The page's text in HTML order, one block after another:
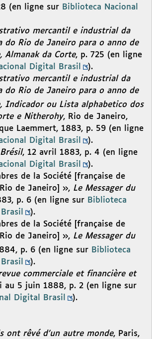
(en ligne sur Biblioteca Nacional
mercantil e industrial da
do Rio de Janeiro para o anno de
Almanak da Corte, p. 725 (en ligne
Digital Brasil
).
mercantil e industrial da
do Rio de Janeiro para o anno de
Indicador ou Lista alphabetico dos
e Nitherohy, Rio de Janeiro,
Laemmert, 1883, p. 59 (en ligne
Digital Brasil
).
, 12 avril 1883, p. 4 (en ligne
Digital Brasil
).
de la Société [française de
de Janeiro] », Le Messager du
p. 6 (en ligne sur Biblioteca
).
de la Société [française de
de Janeiro] », Le Messager du
p. 6 (en ligne sur Biblioteca
).
commerciale et financière et
au 5 juin 1888, p. 2 (en ligne sur
Digital Brasil
).
ont rêvé d’un autre monde, Paris,